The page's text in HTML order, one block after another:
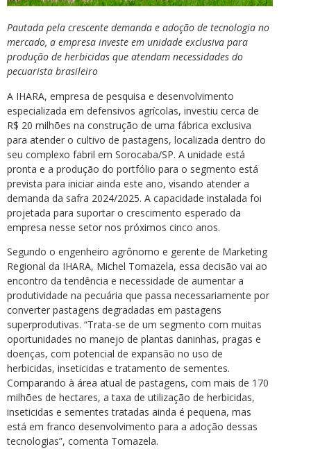
Pautada pela crescente demanda e adoção de tecnologia no
mercado, a empresa investe em unidade exclusiva para
produção de herbicidas que atendam necessidades do
pecuarista brasileiro
A IHARA, empresa de pesquisa e desenvolvimento
especializada em defensivos agrícolas, investiu cerca de
R$ 20 milhões na construção de uma fábrica exclusiva
para atender o cultivo de pastagens, localizada dentro do
seu complexo fabril em Sorocaba/SP. A unidade está
pronta e a produção do portfólio para o segmento está
prevista para iniciar ainda este ano, visando atender a
demanda da safra 2024/2025. A capacidade instalada foi
projetada para suportar o crescimento esperado da
empresa nesse setor nos próximos cinco anos.
Segundo o engenheiro agrônomo e gerente de Marketing
Regional da IHARA, Michel Tomazela, essa decisão vai ao
encontro da tendência e necessidade de aumentar a
produtividade na pecuária que passa necessariamente por
converter pastagens degradadas em pastagens
superprodutivas. “Trata-se de um segmento com muitas
oportunidades no manejo de plantas daninhas, pragas e
doenças, com potencial de expansão no uso de
herbicidas, inseticidas e tratamento de sementes.
Comparando à área atual de pastagens, com mais de 170
milhões de hectares, a taxa de utilização de herbicidas,
inseticidas e sementes tratadas ainda é pequena, mas
está em franco desenvolvimento para a adoção dessas
tecnologias”, comenta Tomazela.